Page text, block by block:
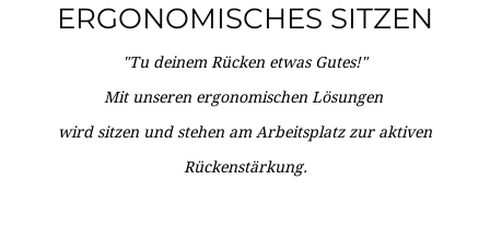
ERGONOMISCHES SITZEN
"Tu deinem Rücken etwas Gutes!"
Mit unseren ergonomischen Lösungen
wird sitzen und stehen am Arbeitsplatz zur aktiven
Rückenstärkung.